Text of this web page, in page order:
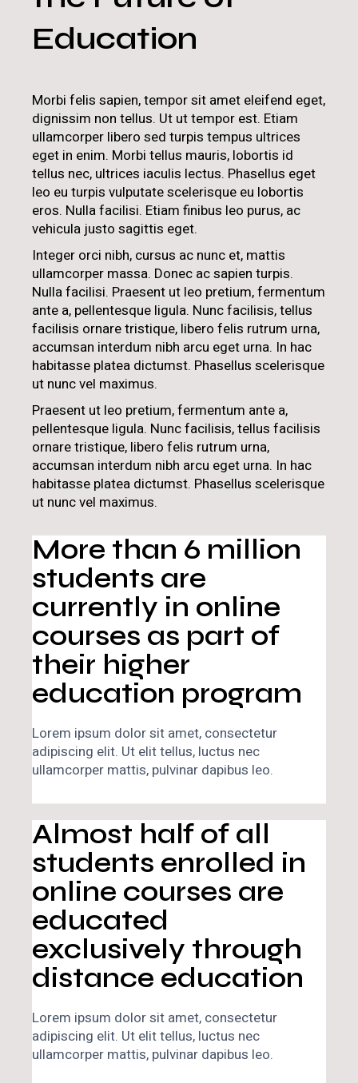
Education
Morbi felis sapien, tempor sit amet eleifend eget,
dignissim non tellus. Ut ut tempor est. Etiam
ullamcorper libero sed turpis tempus ultrices
eget in enim. Morbi tellus mauris, lobortis id
tellus nec, ultrices iaculis lectus. Phasellus eget
leo eu turpis vulputate scelerisque eu lobortis
eros. Nulla facilisi. Etiam finibus leo purus, ac
vehicula justo sagittis eget.
Integer orci nibh, cursus ac nunc et, mattis
ullamcorper massa. Donec ac sapien turpis.
Nulla facilisi. Praesent ut leo pretium, fermentum
ante a, pellentesque ligula. Nunc facilisis, tellus
facilisis ornare tristique, libero felis rutrum urna,
accumsan interdum nibh arcu eget urna. In hac
habitasse platea dictumst. Phasellus scelerisque
ut nunc vel maximus.
Praesent ut leo pretium, fermentum ante a,
pellentesque ligula. Nunc facilisis, tellus facilisis
ornare tristique, libero felis rutrum urna,
accumsan interdum nibh arcu eget urna. In hac
habitasse platea dictumst. Phasellus scelerisque
ut nunc vel maximus.
More than 6 million
students are
currently in online
courses as part of
their higher
education program
Lorem ipsum dolor sit amet, consectetur
adipiscing elit. Ut elit tellus, luctus nec
ullamcorper mattis, pulvinar dapibus leo.
Almost half of all
students enrolled in
online courses are
educated
exclusively through
distance education
Lorem ipsum dolor sit amet, consectetur
adipiscing elit. Ut elit tellus, luctus nec
ullamcorper mattis, pulvinar dapibus leo.